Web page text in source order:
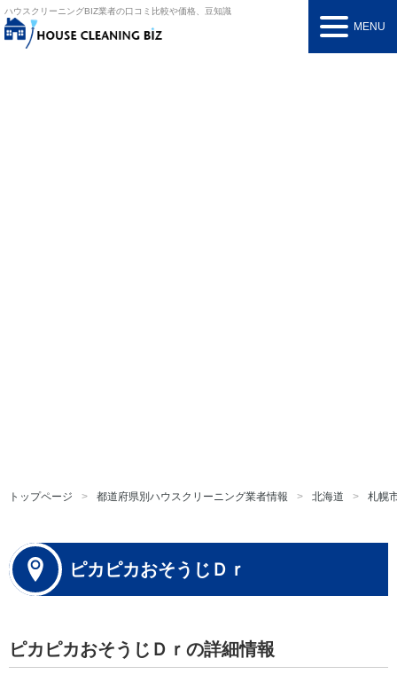
ハウスクリーニングBIZ業者の口コミ比較や価格、豆知識
MENU
トップページ 都道府県別ハウスクリーニング業者情報 北海道 札幌
ピカピカおそうじＤｒ
ピカピカおそうじＤｒの詳細情報